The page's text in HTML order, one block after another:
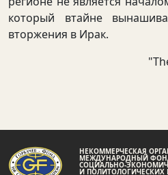
который втайне
вторжения в Ирак.
НЕКОММЕРЧЕСКАЯ
МЕЖДУНАРОДНЫЙ
СОЦИАЛЬНО-
И ПОЛИТОЛОГИЧЕСКИХ